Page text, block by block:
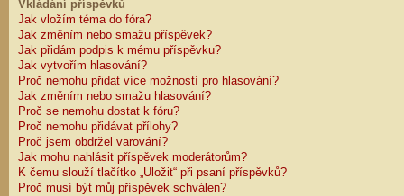
Vkládání příspěvků
Jak vložím téma do fóra?
Jak změním nebo smažu příspěvek?
Jak přidám podpis k mému příspěvku?
Jak vytvořím hlasování?
Proč nemohu přidat více možností pro hlasování?
Jak změním nebo smažu hlasování?
Proč se nemohu dostat k fóru?
Proč nemohu přidávat přílohy?
Proč jsem obdržel varování?
Jak mohu nahlásit příspěvek moderátorům?
K čemu slouží tlačítko „Uložit“ při psaní příspěvků?
Proč musí být můj příspěvek schválen?